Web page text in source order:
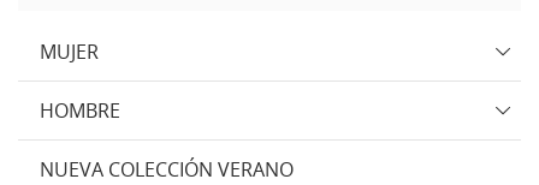
MUJER
HOMBRE
NUEVA COLECCIÓN VERANO